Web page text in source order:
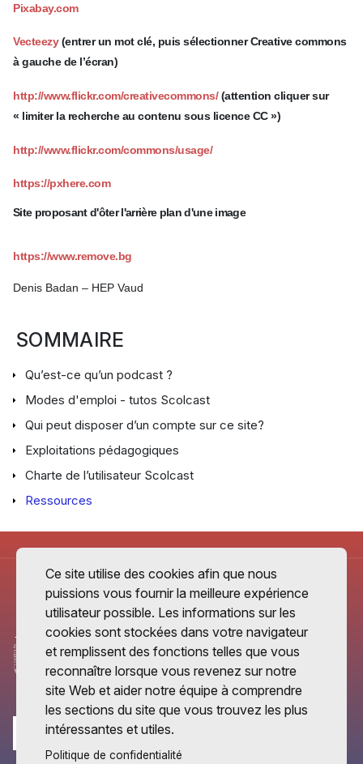
Pixabay.com
Vecteezy(entrer un mot clé, puis sélectionner Creative commons
à gauche de l’écran)
http://www.flickr.com/creativecommons/(attention cliquer sur
« limiter la recherche au contenu sous licence CC »)
http://www.flickr.com/commons/usage/
https://pxhere.com
Site proposant d'ôter l'arrière plan d'une image
https://www.remove.bg
Denis Badan – HEP Vaud
SOMMAIRE
Qu’est-ce qu’un podcast ?
Modes d'emploi - tutos Scolcast
Qui peut disposer d’un compte sur ce site?
Exploitations pédagogiques
Charte de l’utilisateur Scolcast
Ressources
Ce site utilise des cookies afin que nous
puissions vous fournir la meilleure expérience
utilisateur possible. Les informations sur les
cookies sont stockées dans votre navigateur
et remplissent des fonctions telles que vous
reconnaître lorsque vous revenez sur notre
site Web et aider notre équipe à comprendre
les sections du site que vous trouvez les plus
intéressantes et utiles.
Politique de confidentialité